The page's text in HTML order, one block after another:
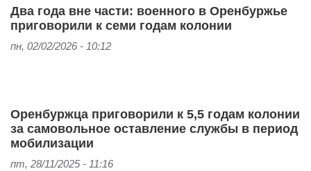
Два года вне части: военного в Оренбуржье
приговорили к семи годам колонии
пн, 02/02/2026 - 10:12
Оренбуржца приговорили к 5,5 годам колонии
за самовольное оставление службы в период
мобилизации
пт, 28/11/2025 - 11:16